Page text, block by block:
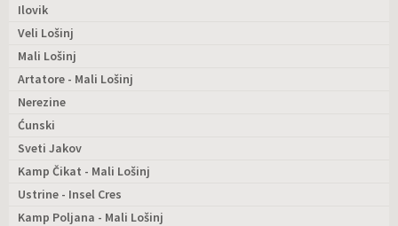
Ilovik
Veli Lošinj
Mali Lošinj
Artatore - Mali Lošinj
Nerezine
Ćunski
Sveti Jakov
Kamp Čikat - Mali Lošinj
Ustrine - Insel Cres
Kamp Poljana - Mali Lošinj